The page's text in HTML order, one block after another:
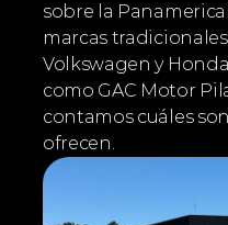
sobre la
marcas
Volkswagen y
como GAC Motor
contamos cuáles
ofrecen.